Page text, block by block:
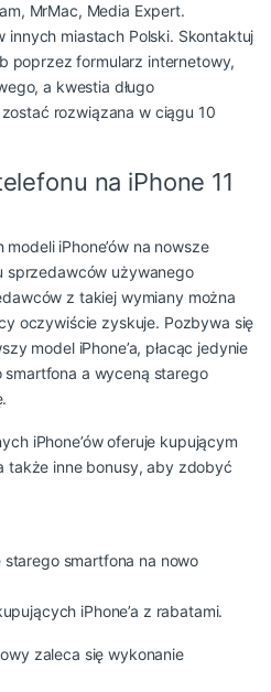
MrMac, Media Expert.
innych miastach Polski. Skontaktuj
poprzez formularz internetowy,
a kwestia długo
rozwiązana w ciągu 10
na iPhone 11
iPhone’ów na nowsze
sprzedawców używanego
z takiej wymiany można
oczywiście zyskuje. Pozbywa się
model iPhone’a, płacąc jedynie
a wyceną starego
iPhone’ów oferuje kupującym
także inne bonusy, aby zdobyć
smartfona na nowo
iPhone’a z rabatami.
zaleca się wykonanie